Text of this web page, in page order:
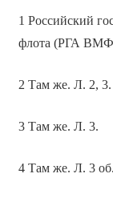
1 Российский
флота (РГА
2 Там же. Л. 2, 3.
3 Там же. Л. 3.
4 Там же. Л. 3 об.